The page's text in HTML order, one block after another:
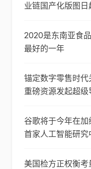
业链国产化版图
2020是东南亚食
最好的一年
锚定数字零售时
重磅资源发起超级
谷歌将于今年在
首家人工智能研究
美国检方正权衡